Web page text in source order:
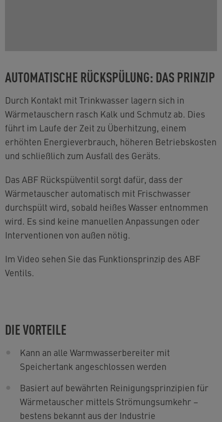
AUTOMATISCHE RÜCKSPÜLUNG: DAS PRINZIP
Durch Kontakt mit Trinkwasser lagern sich in
Wärmetauschern rasch Kalk und Schmutz ab. Dies
führt im Laufe der Zeit zu Überhitzung, einem
erhöhten Energieverbrauch, höheren Betriebskosten
und schließlich zum Ausfall des Geräts.
Das ABF Rückspülventil sorgt dafür, dass der
Wärmetauscher automatisch mit Frischwasser
durchspült wird, sobald heißes Wasser entnommen
wird. Es sind keine manuellen Anpassungen oder
Interventionen von außen nötig.
Im Video sehen Sie das Funktionsprinzip des ABF
Ventils.
DIE VORTEILE
Kann an alle Warmwasserbereiter mit
Speichertank angeschlossen werden
Basiert auf bewährten Reinigungsprinzipien für
Wärmetauscher mittels Strömungsumkehr –
bestens bekannt aus der Industrie